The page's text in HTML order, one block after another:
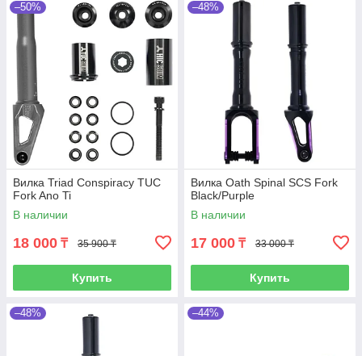
–50%
Вилка Triad Conspiracy TUC
Fork Ano Ti
В наличии
18 000 ₸ 35 900 ₸
Купить
–48%
Вилка Oath Spinal SCS Fork
Black/Purple
В наличии
17 000 ₸ 33 000 ₸
Купить
–48% –44%